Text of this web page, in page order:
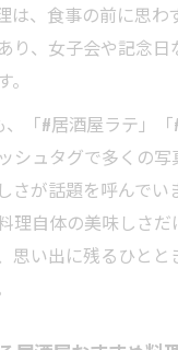
は、食事の前に思わ
り、女子会や記念日
、「#居酒屋ラテ」
シュタグで多くの
さが話題を呼んでい
理自体の美味しさ
思い出に残るひと